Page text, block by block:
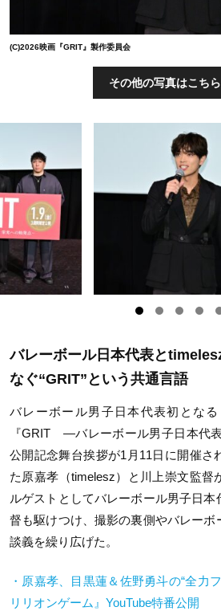
(C)2026映画『GRIT』製作委員会
その他の写真はこちら
バレーボール日本代表と
なぐ“GRIT”という共通言語
バレーボール男子日本代表初とな
『GRIT —バレーボール男子日本代
公開記念舞台挨拶が1月11日に開催さ
た原嘉孝（timelesz）と川上崇文監督
ルゲストとしてバレーボール男子日
督も駆けつけ、撮影の裏側やバレーボ
談義を繰り広げた。
・原嘉孝、目黒蓮＆佐野勇斗の“全力
リリオンゲーム』YouTube特番公開